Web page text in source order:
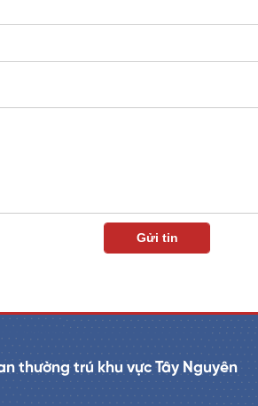
thường trú khu vực Tây Nguyên